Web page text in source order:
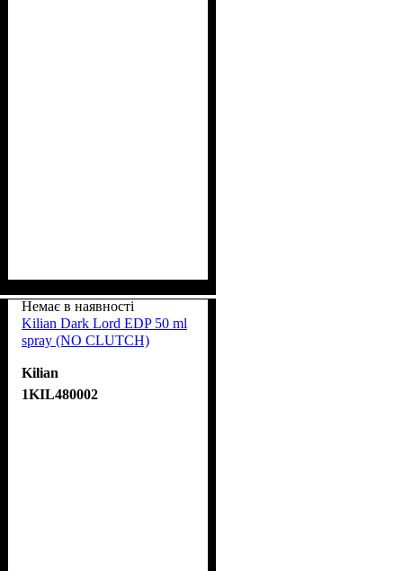
Немає в наявності
Kilian Dark Lord EDP 50 ml
spray (NO CLUTCH)
Kilian
1KIL480002